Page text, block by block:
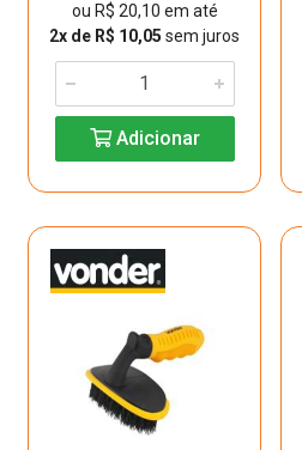
ou R$ 20,10 em até
2x de R$ 10,05 sem juros
Adicionar